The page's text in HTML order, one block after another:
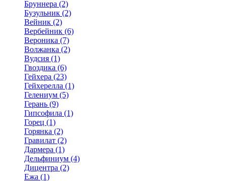
Бруннера (2)
Бузульник (2)
Вейник (2)
Вербейник (6)
Вероника (7)
Волжанка (2)
Вудсия (1)
Гвоздика (6)
Гейхера (23)
Гейхерелла (1)
Гелениум (5)
Герань (9)
Гипсофила (1)
Горец (1)
Горянка (2)
Гравилат (2)
Дармера (1)
Дельфиниум (4)
Дицентра (2)
Ежа (1)